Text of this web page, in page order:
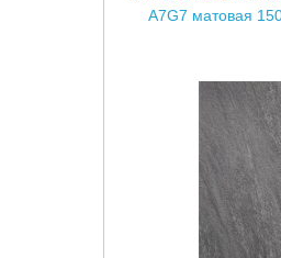
A7G7 матовая